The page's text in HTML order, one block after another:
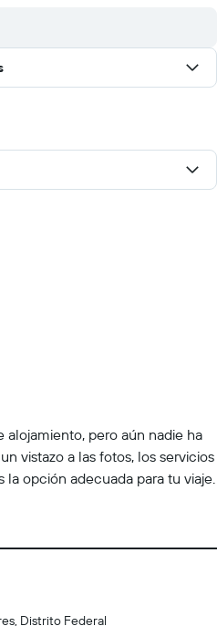
alojamiento, pero aún nadie ha
vistazo a las fotos, los servicios
la opción adecuada para tu viaje.
Distrito Federal